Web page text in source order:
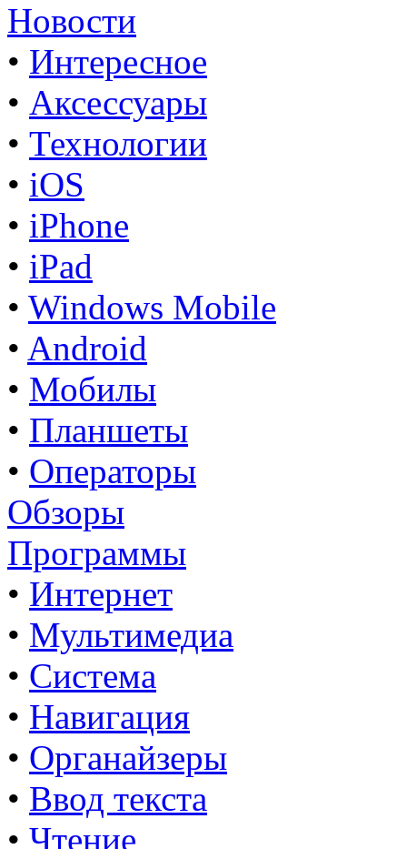
Новости
• Интересное
• Аксессуары
• Технологии
• iOS
• iPhone
• iPad
• Windows Mobile
• Android
• Мобилы
• Планшеты
• Операторы
Обзоры
Программы
• Интернет
• Мультимедиа
• Система
• Навигация
• Органайзеры
• Ввод текста
• Чтение